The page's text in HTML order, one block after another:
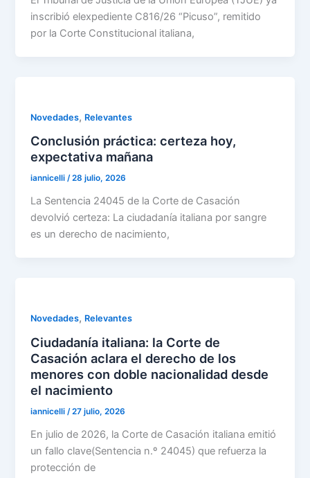
inscribió elexpediente C816/26 “Picuso”, remitido
por la Corte Constitucional italiana,
Novedades, Relevantes
Conclusión práctica: certeza hoy,
expectativa mañana
iannicelli/28 julio, 2026
La Sentencia 24045 de la Corte de Casación
devolvió certeza: La ciudadanía italiana por sangre
es un derecho de nacimiento,
Novedades, Relevantes
Ciudadanía italiana: la Corte de
Casación aclara el derecho de los
menores con doble nacionalidad desde
el nacimiento
iannicelli /27 julio, 2026
En julio de 2026, la Corte de Casación italiana emitió
un fallo clave(Sentencia n.º 24045) que refuerza la
protección de